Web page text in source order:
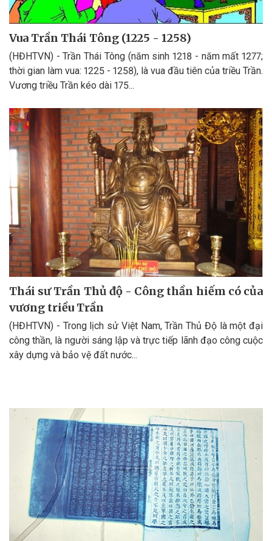
Vua Trần Thái Tông (1225 - 1258)
(HĐHTVN) - Trần Thái Tông (năm sinh 1218 - năm mất 1277;
thời gian làm vua: 1225 - 1258), là vua đầu tiên của triều Trần.
Vương triều Trần kéo dài 175...
Thái sư Trần Thủ độ - Công thần hiếm có của
vương triều Trần
(HĐHTVN) - Trong lịch sử Việt Nam, Trần Thủ Độ là một đại
công thần, là người sáng lập và trực tiếp lãnh đạo công cuộc
xây dựng và bảo vệ đất nước...